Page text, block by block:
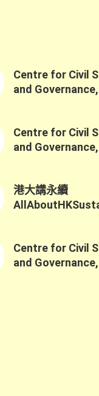
Centre for Civil
and
Centre for Civil
and
港大講永續
Centre for Civil
and